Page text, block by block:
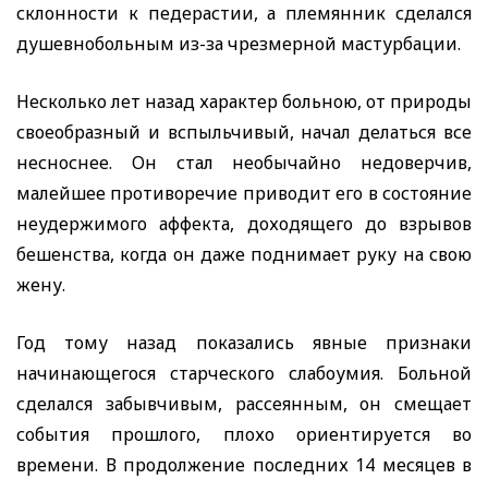
склонности к педерастии, а племянник сделался
душевнобольным из-за чрезмерной мастурбации.
Несколько лет назад характер больною, от природы
своеобразный и вспыльчивый, начал делаться все
несноснее. Он стал необычайно недоверчив,
малейшее противоречие приводит его в состояние
неудержимого аффекта, доходящего до взрывов
бешенства, когда он даже поднимает руку на свою
жену.
Год тому назад показались явные признаки
начинающегося старческого слабоумия. Больной
сделался забывчивым, рассеянным, он смещает
события прошлого, плохо ориентируется во
времени. В продолжение последних 14 месяцев в